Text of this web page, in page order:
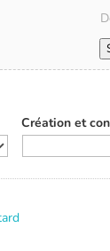
Création et